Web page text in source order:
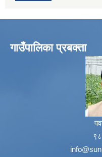
गाउँपालिका प्रबक्ता